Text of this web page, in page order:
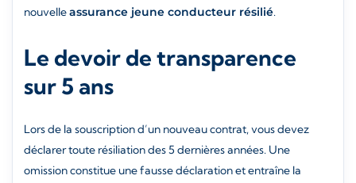
nouvelleassurance jeune conducteur résilié.
Le devoir de transparence
sur 5 ans
Lors de la souscription d’un nouveau contrat, vous devez
déclarer toute résiliation des 5 dernières années. Une
omission constitue une fausse déclaration et entraîne la